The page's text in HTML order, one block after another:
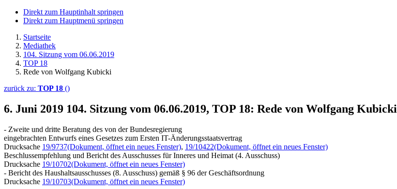
Direkt zum Hauptinhalt springen
Direkt zum Hauptmenü springen
Startseite
Mediathek
104. Sitzung vom 06.06.2019
TOP 18
Rede von Wolfgang Kubicki
zurück zu: TOP 18 ()
6. Juni 2019 104. Sitzung vom 06.06.2019, TOP 18: Rede von Wolfgang Kubicki
- Zweite und dritte Beratung des von der Bundesregierung
eingebrachten Entwurfs eines Gesetzes zum Ersten IT-Änderungsstaatsvertrag
Drucksache 19/9737(Dokument, öffnet ein neues Fenster), 19/10422(Dokument, öffnet ein neues Fenster)
Beschlussempfehlung und Bericht des Ausschusses für Inneres und Heimat (4. Ausschuss)
Drucksache 19/10702(Dokument, öffnet ein neues Fenster)
- Bericht des Haushaltsausschusses (8. Ausschuss) gemäß § 96 der Geschäftsordnung
Drucksache 19/10703(Dokument, öffnet ein neues Fenster)